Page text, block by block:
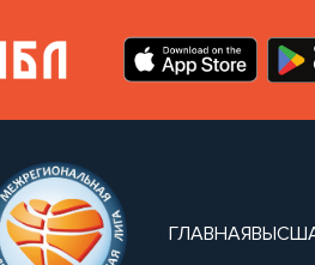
ГЛАВНАЯ